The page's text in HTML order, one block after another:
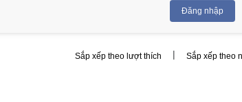
Đăng nhập
Sắp xếp theo lượt thích | Sắp xếp theo